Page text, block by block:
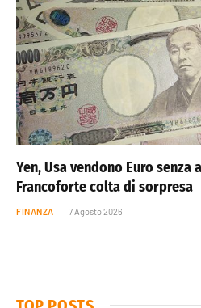
Yen, Usa vendono Euro senza
Francoforte colta di sorpresa
FINANZA 7 Agosto 2026